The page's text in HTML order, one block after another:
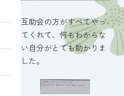
互助会の方がすべてやっ
てくれて、何もわからな
い自分がとても助かりま
した。